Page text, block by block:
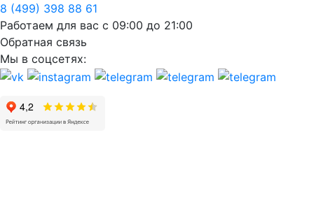
8 (499) 398 88 61
Работаем для вас с 09:00 до 21:00
Обратная связь
Мы в соцсетях: